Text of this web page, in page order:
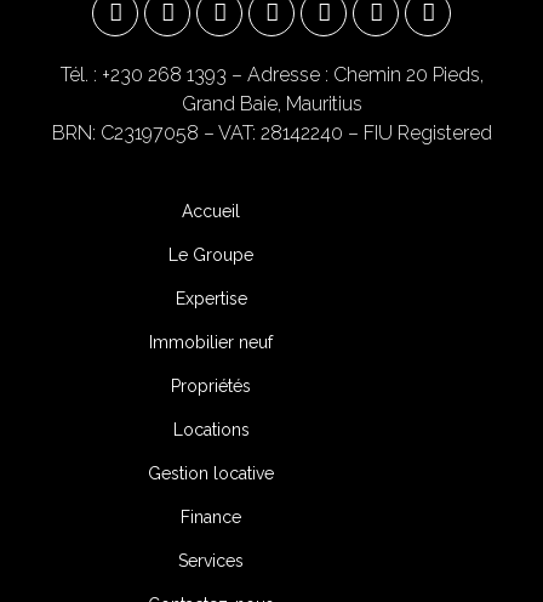
Tél. : +230 268 1393 – Adresse : Chemin 20 Pieds,
Grand Baie, Mauritius
BRN: C23197058 – VAT: 28142240 – FIU Registered
Accueil
Le Groupe
Expertise
Immobilier neuf
Propriétés
Locations
Gestion locative
Finance
Services